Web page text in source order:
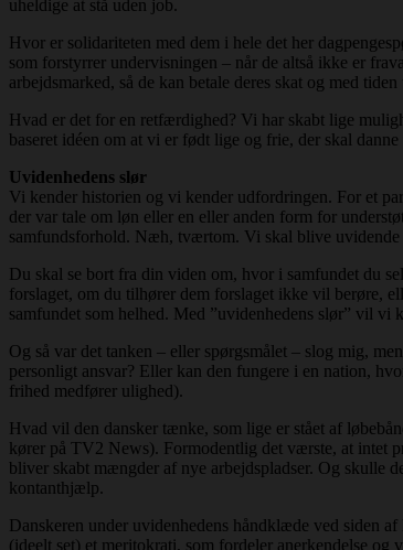
uheldige at stå uden job.
Hvor er solidariteten med dem i hele det her
som forstyrrer undervisningen – når de altså ikke er
arbejdsmarked, så de kan betale deres skat og med
Hvad er det for en retfærdighed? Vi har skabt lige
baseret idéen om at vi er født lige og frie, der skal
Uvidenhedens slør
Vi kender historien og vi kender udfordringen. For et
der var tale om løn eller en eller anden form for
samfundsforhold. Næh, tværtom. Vi skal blive uvidende
Du skal se bort fra din viden om, hvor i samfundet du
forslaget, om du tilhører dem forslaget ikke vil berøre,
samfundet som helhed. Med ”uvidenhedens slør” vil vi
Og så var det tanken – eller spørgsmålet – slog mig,
personligt ansvar? Eller kan den fungere i en nation,
frihed medfører ulighed).
Hvad vil den dansker tænke, som lige er stået af
kører på TV2 News). Formodentlig det værste, at intet
bliver skabt mængder af nye arbejdspladser. Og skulle
kontanthjælp.
Danskeren under uvidenhedens håndklæde ved siden
(ideelt set) et meritokrati, som fordeler anerkendelse